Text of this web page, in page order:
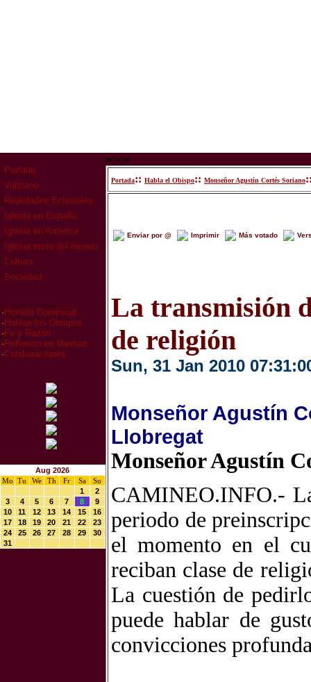
Portada
Vaticano
Realidades Eclesiales
Iglesia en España
Iglesia en América
Iglesia resto del mundo
Cultura
Sociedad
· Homilia Dominical
· Hablan los Obispos
· Fe y Razón
· Reflexion en libertad
·Colaboraciones
Aug 2026
Mo
Tu We Th Fr Sa
Su
1
2
3
4 5 6 7 8
9
10
11 12 13 14 15
16
17
18 19 20 21 22
23
24
25 26 27 28 29
30
31
www
Portada:: Habla el Obispo:: Monseñor Agustín Cortés Soriano
Enviar por @ Imprimir Más votado
La transmisión
de religión
Sun, 31 Jan 2010
Monseñor Agustín
Llobregat
Monseñor Agustín
CAMINEO.INFO.-
periodo de
el momento en el
reciban clase de
La cuestión de
puede hablar de
convicciones